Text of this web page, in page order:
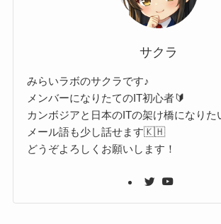
サクラ
みらいラボのサクラです♪
メンバーになりたてのIT初心者🔰
カンボジアと日本のITの架け橋になりた
メール語も少し話せます🇰🇭
どうぞよろしくお願いします！